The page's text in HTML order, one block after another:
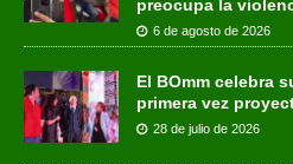
preocupa la
6 de agosto de 2026
El BOmm celebra
primera vez
28 de julio de 2026